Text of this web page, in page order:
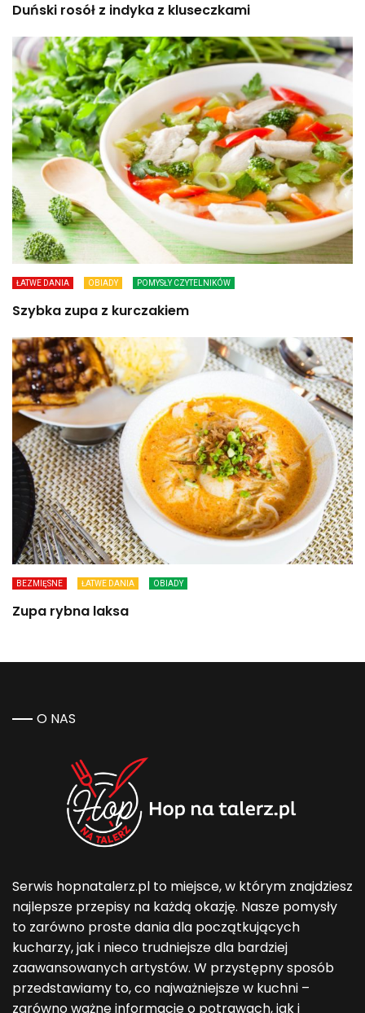
Duński rosół z indyka z kluseczkami
ŁATWE DANIA OBIADY POMYSŁY CZYTELNIKÓW
Szybka zupa z kurczakiem
BEZMIĘSNE ŁATWE DANIA OBIADY
Zupa rybna laksa
O NAS
Serwis hopnatalerz.pl to miejsce, w którym znajdziesz
najlepsze przepisy na każdą okazję. Nasze pomysły
to zarówno proste dania dla początkujących
kucharzy, jak i nieco trudniejsze dla bardziej
zaawansowanych artystów. W przystępny sposób
przedstawiamy to, co najważniejsze w kuchni –
zarówno ważne informacje o potrawach, jak i